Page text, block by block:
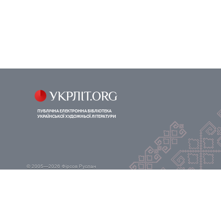
© 2005—2026 Фірсов Руслан